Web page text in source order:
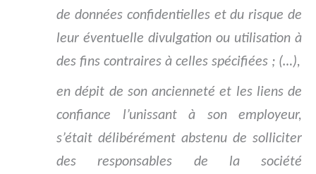
de données confidentielles et du risque de
leur éventuelle divulgation ou utilisation à
des fins contraires à celles spécifiées ; (…),
en dépit de son ancienneté et les liens de
confiance l’unissant à son employeur,
s’était délibérément abstenu de solliciter
des responsables de la société